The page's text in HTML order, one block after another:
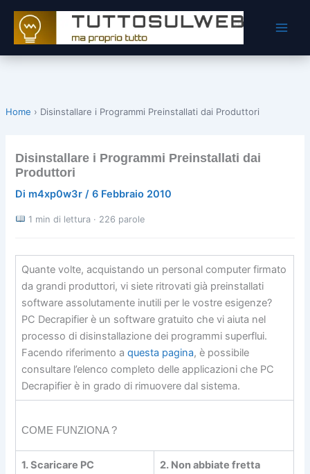
contenuto
Home › Disinstallare i Programmi Preinstallati dai Produttori
Disinstallare i Programmi Preinstallati dai
Produttori
Di m4xp0w3r/6 Febbraio 2010
1 min di lettura · 226 parole
Quante volte, acquistando un personal computer firmato
da grandi produttori, vi siete ritrovati già preinstallati
software assolutamente inutili per le vostre esigenze?
PC Decrapifier è un software gratuito che vi aiuta nel
processo di disinstallazione dei programmi superflui.
Facendo riferimento aquesta pagina, è possibile
consultare l’elenco completo delle applicazioni che PC
Decrapifier è in grado di rimuovere dal sistema.
COME FUNZIONA ?
1. Scaricare PC
2. Non abbiate fretta